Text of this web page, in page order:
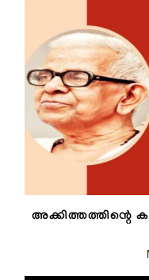
അക്കിത്തത്തിന്റെ